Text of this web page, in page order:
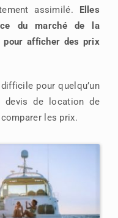
assimilé. Elles
du marché de la
pour afficher des prix
pour quelqu’un
devis de location de
les prix.